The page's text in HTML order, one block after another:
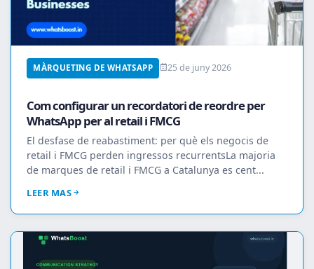
MÀRQUETING DE WHATSAPP 25 de juny 2026
Com configurar un recordatori de reordre per
WhatsApp per al retail i FMCG
El desfase de reabastiment: per què els negocis de
retail i FMCG perden ingressos recurrentsLa majoria
de marques de retail i FMCG a Catalunya es cent...
LEER MAS